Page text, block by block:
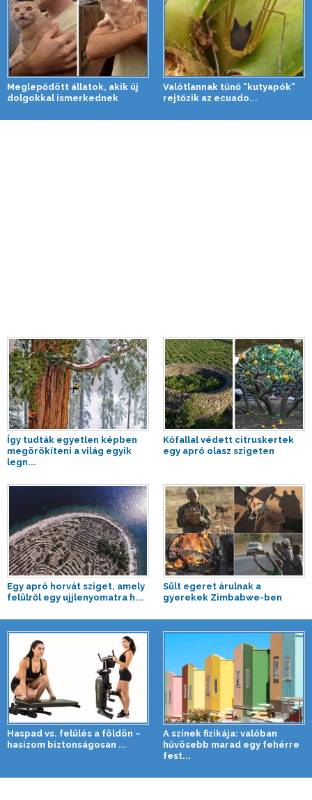
Meglepődött állatok, akik új
dolgokkal ismerkednek
Valótlannak tűnő “kutyapók”
rejtőzik az ecuado...
Így tudták egyetlen képben
megörökíteni a világ egyik
legn...
Kőfallal védett citruskertek
egy apró olasz szigeten
Egy apró horvát sziget, amely
felülről egy ujjlenyomatra h...
Sült egeret árulnak a
gyerekek Zimbabwe-ben
Haspad vs. felülés a földön –
hasizom biztonságosan ...
A színek fizikája: valóban
hűvösebb marad egy fehérre
fest...